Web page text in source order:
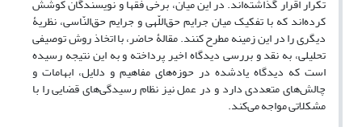
تکرار اقرار گذاشته‌‌اند. در این میان، برخی فقها و نویسندگان کوشش
کرده‌اند که با تفکیک میان جرایم حق‌اللّهی و جرایم حق‌النّاسی، نظریۀ
دیگری را در این زمینه مطرح کنند. مقالۀ حاضر، با اتخاذ روش توصیفی
تحلیلی، به نقد و بررسی دیدگاه اخیر پرداخته و به این نتیجه رسیده
است که دیدگاه یادشده در حوزه‌های مفاهیم و دلایل، ابهامات و
چالش‌های متعددی دارد و در عمل نیز نظام رسیدگی‌های قضایی را با
مشکلاتی مواجه می‌کند.